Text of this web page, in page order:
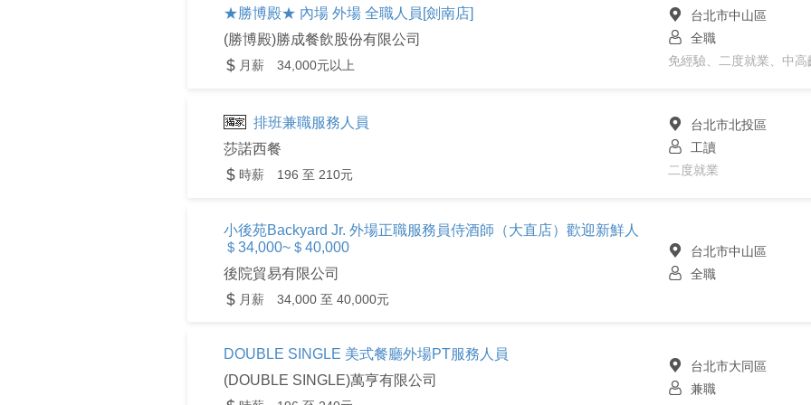
★勝博殿★ 內場 外場 全職人員[劍南店]
(勝博殿)勝成餐飲股份有限公司
月薪 34,000元以上
台北市中山區
全職
免經驗、二度就業、中高
排班兼職服務人員
莎諾西餐
時薪 196 至 210元
台北市北投區
工讀
二度就業
小後苑Backyard Jr. 外場正職服務員侍酒師（大直店）歡迎新鮮人
＄34,000~＄40,000
後院貿易有限公司
月薪 34,000 至 40,000元
台北市中山區
全職
DOUBLE SINGLE 美式餐廳外場PT服務人員
(DOUBLE SINGLE)萬亨有限公司
台北市大同區
兼職